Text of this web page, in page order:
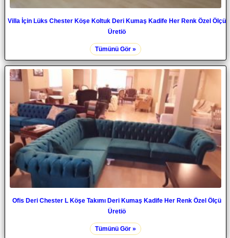
Villa İçin Lüks Chester Köşe Koltuk Deri Kumaş Kadife Her Renk Özel Ölçü
Üretiö
Tümünü Gör »
Ofis Deri Chester L Köşe Takımı Deri Kumaş Kadife Her Renk Özel Ölçü
Üretiö
Tümünü Gör »